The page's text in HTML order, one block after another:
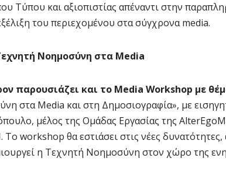
Τύπου και αξιοπιστίας απέναντι στην
του περιεχομένου στα σύγχρονα media.
Νοημοσύνη στα Media
παρουσιάζει και το Media Workshop με
στα Media και στη Δημοσιογραφία», με
μέλος της Ομάδας Εργασίας της
workshop θα εστιάσει στις νέες δυνατότητες,
η Τεχνητή Νοημοσύνη στον χώρο της